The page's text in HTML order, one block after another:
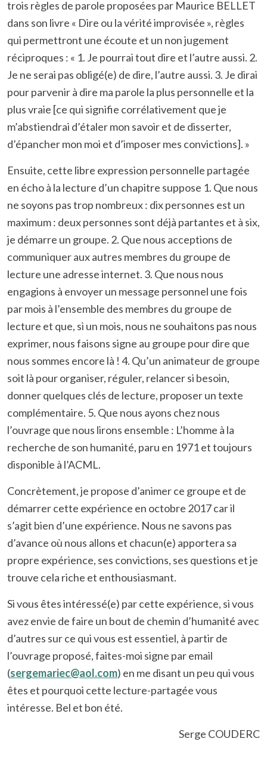
trois règles de parole proposées par Maurice BELLET
dans son livre « Dire ou la vérité improvisée », règles
qui permettront une écoute et un non jugement
réciproques : « 1. Je pourrai tout dire et l’autre aussi. 2.
Je ne serai pas obligé(e) de dire, l’autre aussi. 3. Je dirai
pour parvenir à dire ma parole la plus personnelle et la
plus vraie [ce qui signifie corrélativement que je
m’abstiendrai d’étaler mon savoir et de disserter,
d’épancher mon moi et d’imposer mes convictions]. »
Ensuite, cette libre expression personnelle partagée
en écho à la lecture d’un chapitre suppose 1. Que nous
ne soyons pas trop nombreux : dix personnes est un
maximum : deux personnes sont déjà partantes et à six,
je démarre un groupe. 2. Que nous acceptions de
communiquer aux autres membres du groupe de
lecture une adresse internet. 3. Que nous nous
engagions à envoyer un message personnel une fois
par mois à l’ensemble des membres du groupe de
lecture et que, si un mois, nous ne souhaitons pas nous
exprimer, nous faisons signe au groupe pour dire que
nous sommes encore là ! 4. Qu’un animateur de groupe
soit là pour organiser, réguler, relancer si besoin,
donner quelques clés de lecture, proposer un texte
complémentaire. 5. Que nous ayons chez nous
l’ouvrage que nous lirons ensemble : L’homme à la
recherche de son humanité, paru en 1971 et toujours
disponible à l’ACML.
Concrètement, je propose d’animer ce groupe et de
démarrer cette expérience en octobre 2017 car il
s’agit bien d’une expérience. Nous ne savons pas
d’avance où nous allons et chacun(e) apportera sa
propre expérience, ses convictions, ses questions et je
trouve cela riche et enthousiasmant.
Si vous êtes intéressé(e) par cette expérience, si vous
avez envie de faire un bout de chemin d’humanité avec
d’autres sur ce qui vous est essentiel, à partir de
l’ouvrage proposé, faites-moi signe par email
(sergemariec@aol.com) en me disant un peu qui vous
êtes et pourquoi cette lecture-partagée vous
intéresse. Bel et bon été.
Serge COUDERC